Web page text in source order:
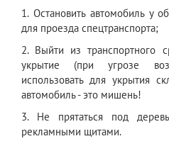
1. Остановить автомобиль у
для проезда спецтранспорта;
2. Выйти из транспортного
укрытие (при угрозе
использовать для укрытия
автомобиль - это мишень!
3. Не прятаться под
рекламными щитами.